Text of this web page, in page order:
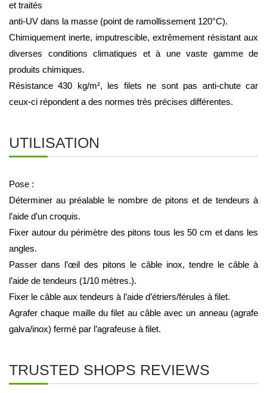
et traités
anti-UV dans la masse (point de ramollissement 120°C).
Chimiquement inerte, imputrescible, extrêmement résistant aux
diverses conditions climatiques et à une vaste gamme de
produits chimiques.
Résistance 430 kg/m², les filets ne sont pas anti-chute car
ceux-ci répondent a des normes très précises différentes.
UTILISATION
Pose :
Déterminer au préalable le nombre de pitons et de tendeurs à
l’aide d’un croquis.
Fixer autour du périmètre des pitons tous les 50 cm et dans les
angles.
Passer dans l’œil des pitons le câble inox, tendre le câble à
l’aide de tendeurs (1/10 mètres.).
Fixer le câble aux tendeurs à l’aide d’étriers/férules à filet.
Agrafer chaque maille du filet au câble avec un anneau (agrafe
galva/inox) fermé par l’agrafeuse à filet.
TRUSTED SHOPS REVIEWS